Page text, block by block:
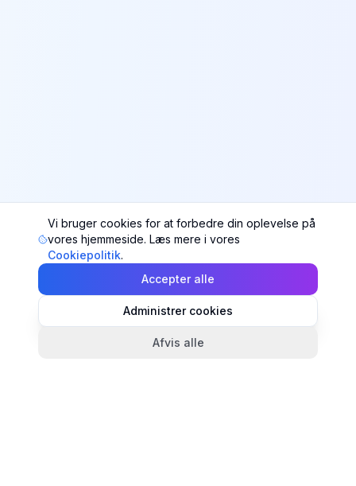
Vi bruger cookies for at forbedre din oplevelse på
vores hjemmeside. Læs mere i vores
Cookiepolitik.
Accepter alle
Administrer cookies
Afvis alle